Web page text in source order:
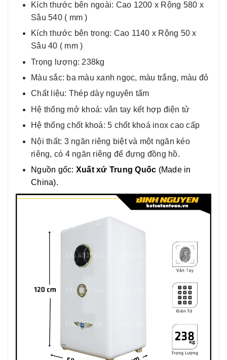
Kích thước bên ngoài: Cao 1200 x Rộng 580 x
Sâu 540 ( mm )
Kích thước bên trong: Cao 1140 x Rộng 50 x
Sâu 40 ( mm )
Trọng lượng: 238kg
Màu sắc: ba màu xanh ngọc, màu trắng, màu đỏ
Chất liệu: Thép dày nguyên tấm
Hệ thống mở khoá: vân tay kết hợp điện tử
Hệ thống chốt khoá: 5 chốt khoá inox cao cấp
Nội thất: 3 ngăn riêng biệt và một ngăn kéo
riêng, có 4 ngăn riêng để đựng đồng hồ.
Nguồn gốc: Xuất xứ Trung Quốc (Made in
China).